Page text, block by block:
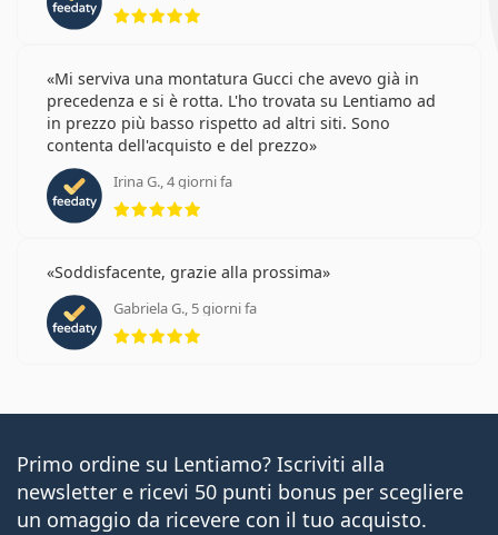
Mi serviva una montatura Gucci che avevo già in
precedenza e si è rotta. L'ho trovata su Lentiamo ad
in prezzo più basso rispetto ad altri siti. Sono
contenta dell'acquisto e del prezzo
Irina G., 4 giorni fa
Soddisfacente, grazie alla prossima
Gabriela G., 5 giorni fa
valutazione 5 di 5
Primo ordine su Lentiamo? Iscriviti alla
newsletter e ricevi 50 punti bonus per scegliere
un omaggio da ricevere con il tuo acquisto.